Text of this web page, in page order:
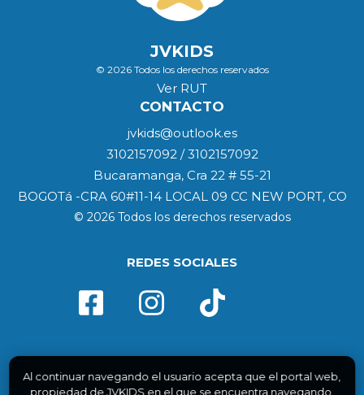
JVKIDS
© 2026 Todos los derechos reservados
Ver RUT
CONTACTO
jvkids@outlook.es
3102157092 / 3102157092
Bucaramanga, Cra 22 # 55-21
BOGOTá -CRA 60#11-14 LOCAL 09 CC NEW PORT, CO
© 2026 Todos los derechos reservados
REDES SOCIALES
Al continuar navegando el usuario acepta que el portal web,
propiedad de JVKIDS en el que se encuentra navegando,